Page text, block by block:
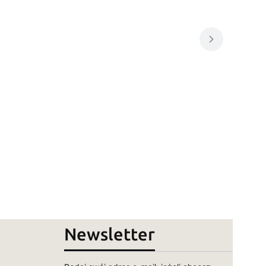
Newsletter